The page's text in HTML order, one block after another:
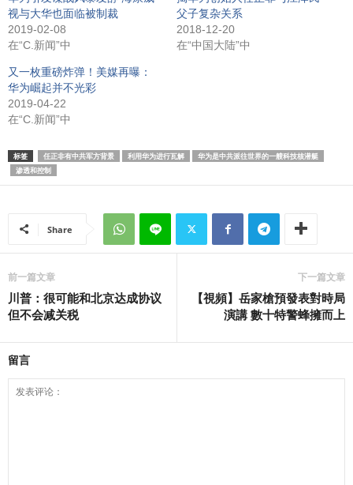
视与大华也面临被制裁
2019-02-08
在“C.新闻”中
父子复杂关系
2018-12-20
在“中国大陆”中
又一枚重磅炸弹！美媒再曝：
华为崛起并不光彩
2019-04-22
在“C.新闻”中
标签 任正非有中共军方背景 利用华为进行瓦解
华为是中共派往世界的一艘科技核潜艇
渗透和控制
Share
前一篇文章
川普：很可能和北京达成协议
但不会减关税
下一篇文章
【視頻】岳家槍預發表對時局
演講 數十特警蜂擁而上
留言